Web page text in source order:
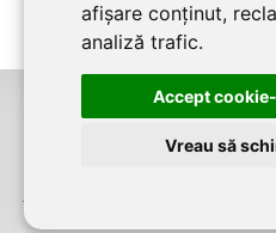
afișare conținut,
analiză trafic.
Accept
Vreau să